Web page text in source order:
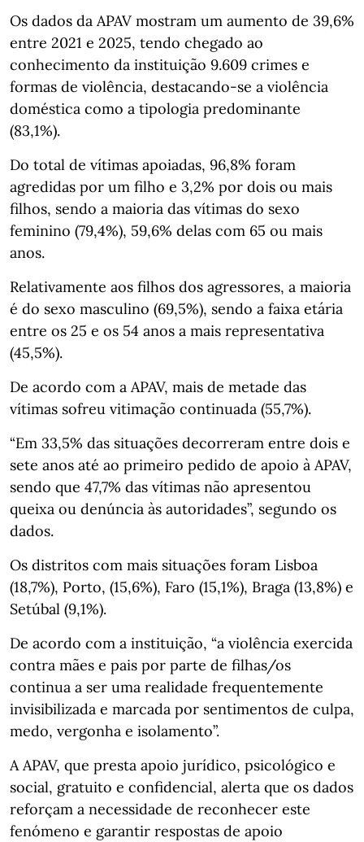
Os dados da APAV mostram um aumento de 39,6%
entre 2021 e 2025, tendo chegado ao
conhecimento da instituição 9.609 crimes e
formas de violência, destacando-se a violência
doméstica como a tipologia predominante
(83,1%).
Do total de vítimas apoiadas, 96,8% foram
agredidas por um filho e 3,2% por dois ou mais
filhos, sendo a maioria das vítimas do sexo
feminino (79,4%), 59,6% delas com 65 ou mais
anos.
Relativamente aos filhos dos agressores, a maioria
é do sexo masculino (69,5%), sendo a faixa etária
entre os 25 e os 54 anos a mais representativa
(45,5%).
De acordo com a APAV, mais de metade das
vítimas sofreu vitimação continuada (55,7%).
“Em 33,5% das situações decorreram entre dois e
sete anos até ao primeiro pedido de apoio à APAV,
sendo que 47,7% das vítimas não apresentou
queixa ou denúncia às autoridades”, segundo os
dados.
Os distritos com mais situações foram Lisboa
(18,7%), Porto, (15,6%), Faro (15,1%), Braga (13,8%) e
Setúbal (9,1%).
De acordo com a instituição, “a violência exercida
contra mães e pais por parte de filhas/os
continua a ser uma realidade frequentemente
invisibilizada e marcada por sentimentos de culpa,
medo, vergonha e isolamento”.
A APAV, que presta apoio jurídico, psicológico e
social, gratuito e confidencial, alerta que os dados
reforçam a necessidade de reconhecer este
fenómeno e garantir respostas de apoio